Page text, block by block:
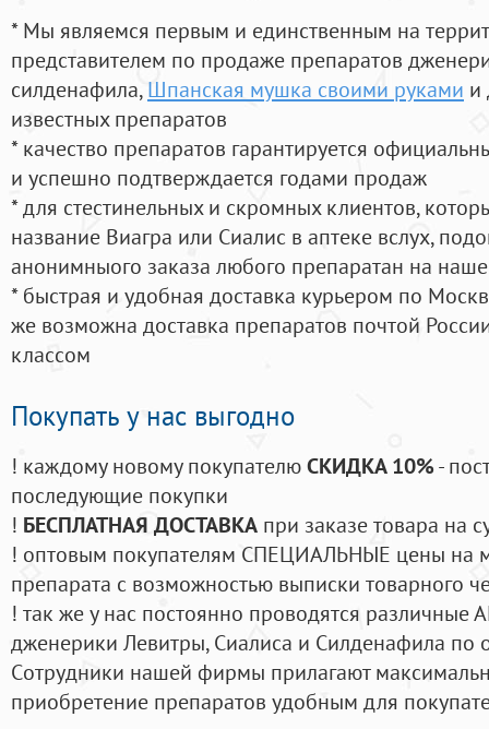
* Мы являемся первым и единственным на
представителем по продаже препаратов
силденафила, Шпанская мушка своими руками и
известных препаратов
* качество препаратов гарантируется
и успешно подтверждается годами продаж
* для стестинельных и скромных клиентов,
название Виагра или Сиалис в аптеке вслух,
анонимныого заказа любого препаратан на
* быстрая и удобная доставка курьером по
же возможна доставка препаратов почтой
классом
Покупать у нас выгодно
! каждому новому покупателюСКИДКА 10%-
последующие покупки
! БЕСПЛАТНАЯ ДОСТАВКА при заказе товара на
! оптовым покупателям СПЕЦИАЛЬНЫЕ цены на
препарата с возможностью выписки товарного
! так же у нас постоянно проводятся
дженерики Левитры, Сиалиса и Силденафила по
Cотрудники нашей фирмы прилагают
приобретение препаратов удобным для